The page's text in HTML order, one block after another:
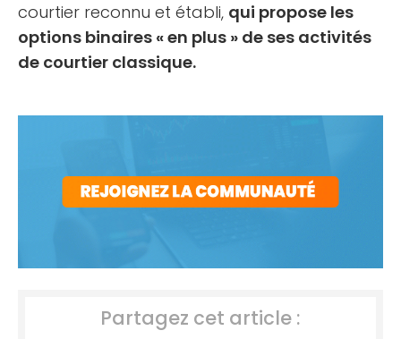
courtier reconnu et établi, qui propose les
options binaires « en plus » de ses activités
de courtier classique.
Partagez cet article :